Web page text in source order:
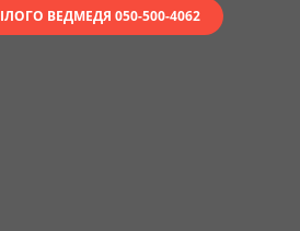
ВЕДМЕДЯ 050-500-4062